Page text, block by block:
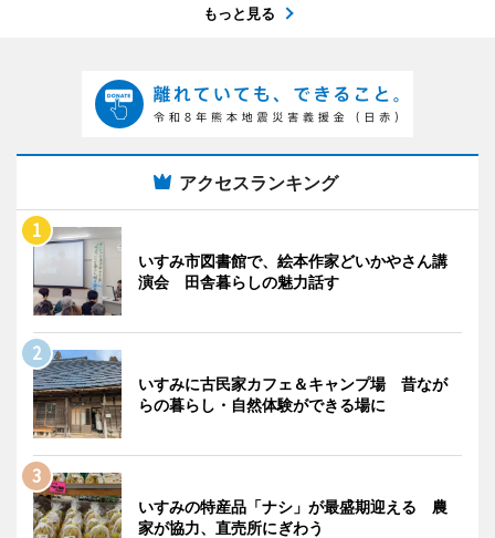
もっと見る
アクセスランキング
いすみ市図書館で、絵本作家どいかやさん講
演会 田舎暮らしの魅力話す
いすみに古民家カフェ＆キャンプ場 昔なが
らの暮らし・自然体験ができる場に
いすみの特産品「ナシ」が最盛期迎える 農
家が協力、直売所にぎわう